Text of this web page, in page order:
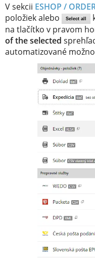
V sekcii ESHOP /
položiek alebo
Select all
na tlačítko v pravom
of the selected
automatizované